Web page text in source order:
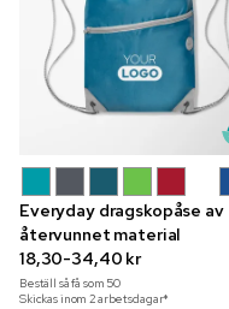
Everyday dragskopåse av
återvunnet material
18,30-34,40 kr
Beställ så få som 50
Skickas inom 2 arbetsdagar*